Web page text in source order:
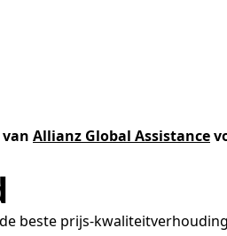
Allianz Global Assistance
beste prijs-